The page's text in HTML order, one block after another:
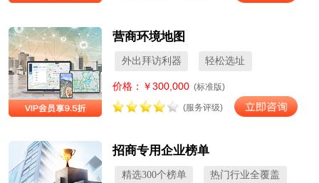
营商环境地图
外出拜访利器 轻松选址
价格：￥300,000 (标准版)
(服务评级)
招商专用企业榜单
精选300个榜单 热门行业全覆盖